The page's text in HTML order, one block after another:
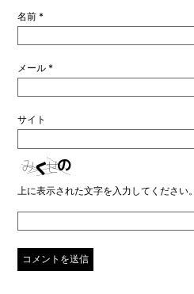
名前 *
メール *
サイト
上に表示された文字を入力してください。